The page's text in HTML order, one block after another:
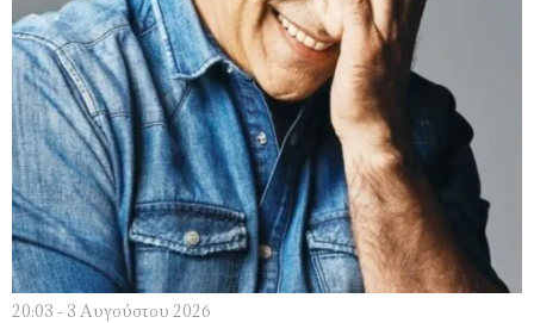
20:03 - 3 Αυγούστου 2026